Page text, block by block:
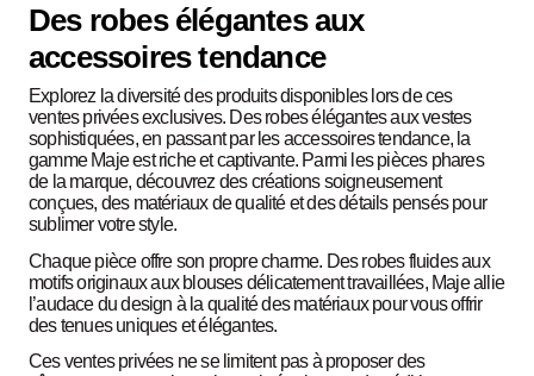
Des robes élégantes aux
accessoires tendance
Explorez la diversité des produits disponibles lors de ces
ventes privées exclusives. Des robes élégantes aux vestes
sophistiquées, en passant par les accessoires tendance, la
gamme Maje est riche et captivante. Parmi les pièces phares
de la marque, découvrez des créations soigneusement
conçues, des matériaux de qualité et des détails pensés pour
sublimer votre style.
Chaque pièce offre son propre charme. Des robes fluides aux
motifs originaux aux blouses délicatement travaillées, Maje allie
l’audace du design à la qualité des matériaux pour vous offrir
des tenues uniques et élégantes.
Ces ventes privées ne se limitent pas à proposer des